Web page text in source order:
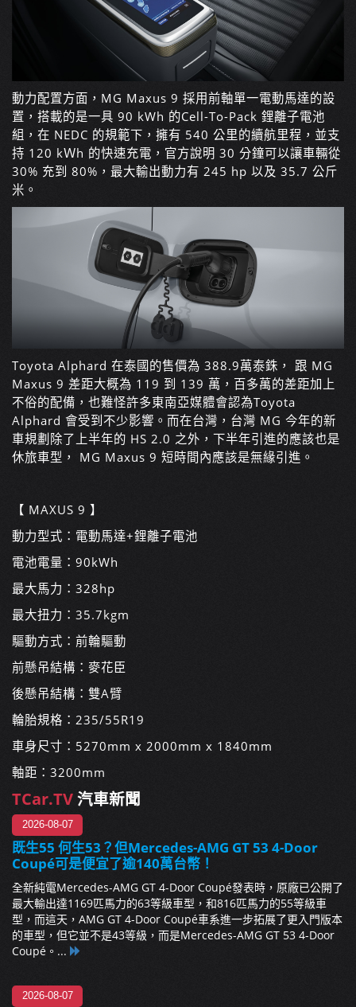
動力配置方面，MG Maxus 9 採用前軸單一電動馬達的設
置，搭載的是一具 90 kWh 的Cell-To-Pack 鋰離子電池
組 ，在 NEDC 的規範下，擁有 540 公里的續航里程，並支
持 120 kＷh 的快速充電，官方說明 30 分鐘可以讓車輛從
30% 充到 80%，最大輸出動力有 245 hp 以及 35.7 公斤
米。
Toyota Alphard 在泰國的售價為 388.9萬泰銖， 跟 MG
Maxus 9 差距大概為 119 到 139 萬，百多萬的差距加上
不俗的配備，也難怪許多東南亞媒體會認為Toyota
Alphard 會受到不少影響。而在台灣，台灣 MG 今年的新
車規劃除了上半年的 HS 2.0 之外，下半年引進的應該也是
休旅車型， MG Maxus 9 短時間內應該是無緣引進。
【 MAXUS 9 】
動力型式：電動馬達+鋰離子電池
電池電量：90kWh
最大馬力：328hp
最大扭力：35.7kgm
驅動方式：前輪驅動
前懸吊結構：麥花臣
後懸吊結構：雙A臂
輪胎規格：235/55R19
車身尺寸：5270mm x 2000mm x 1840mm
軸距：3200mm
TCar.TV汽車新聞
2026-08-07
既生55 何生53？但Mercedes-AMG GT 53 4-Door
Coupé可是便宜了逾140萬台幣！
全新純電Mercedes-AMG GT 4-Door Coupé發表時，原廠已公開了
最大輸出達1169匹馬力的63等級車型，和816匹馬力的55等級車
型，而這天，AMG GT 4-Door Coupé車系進一步拓展了更入門版本
的車型，但它並不是43等級，而是Mercedes-AMG GT 53 4-Door
Coupé。...
2026-08-07